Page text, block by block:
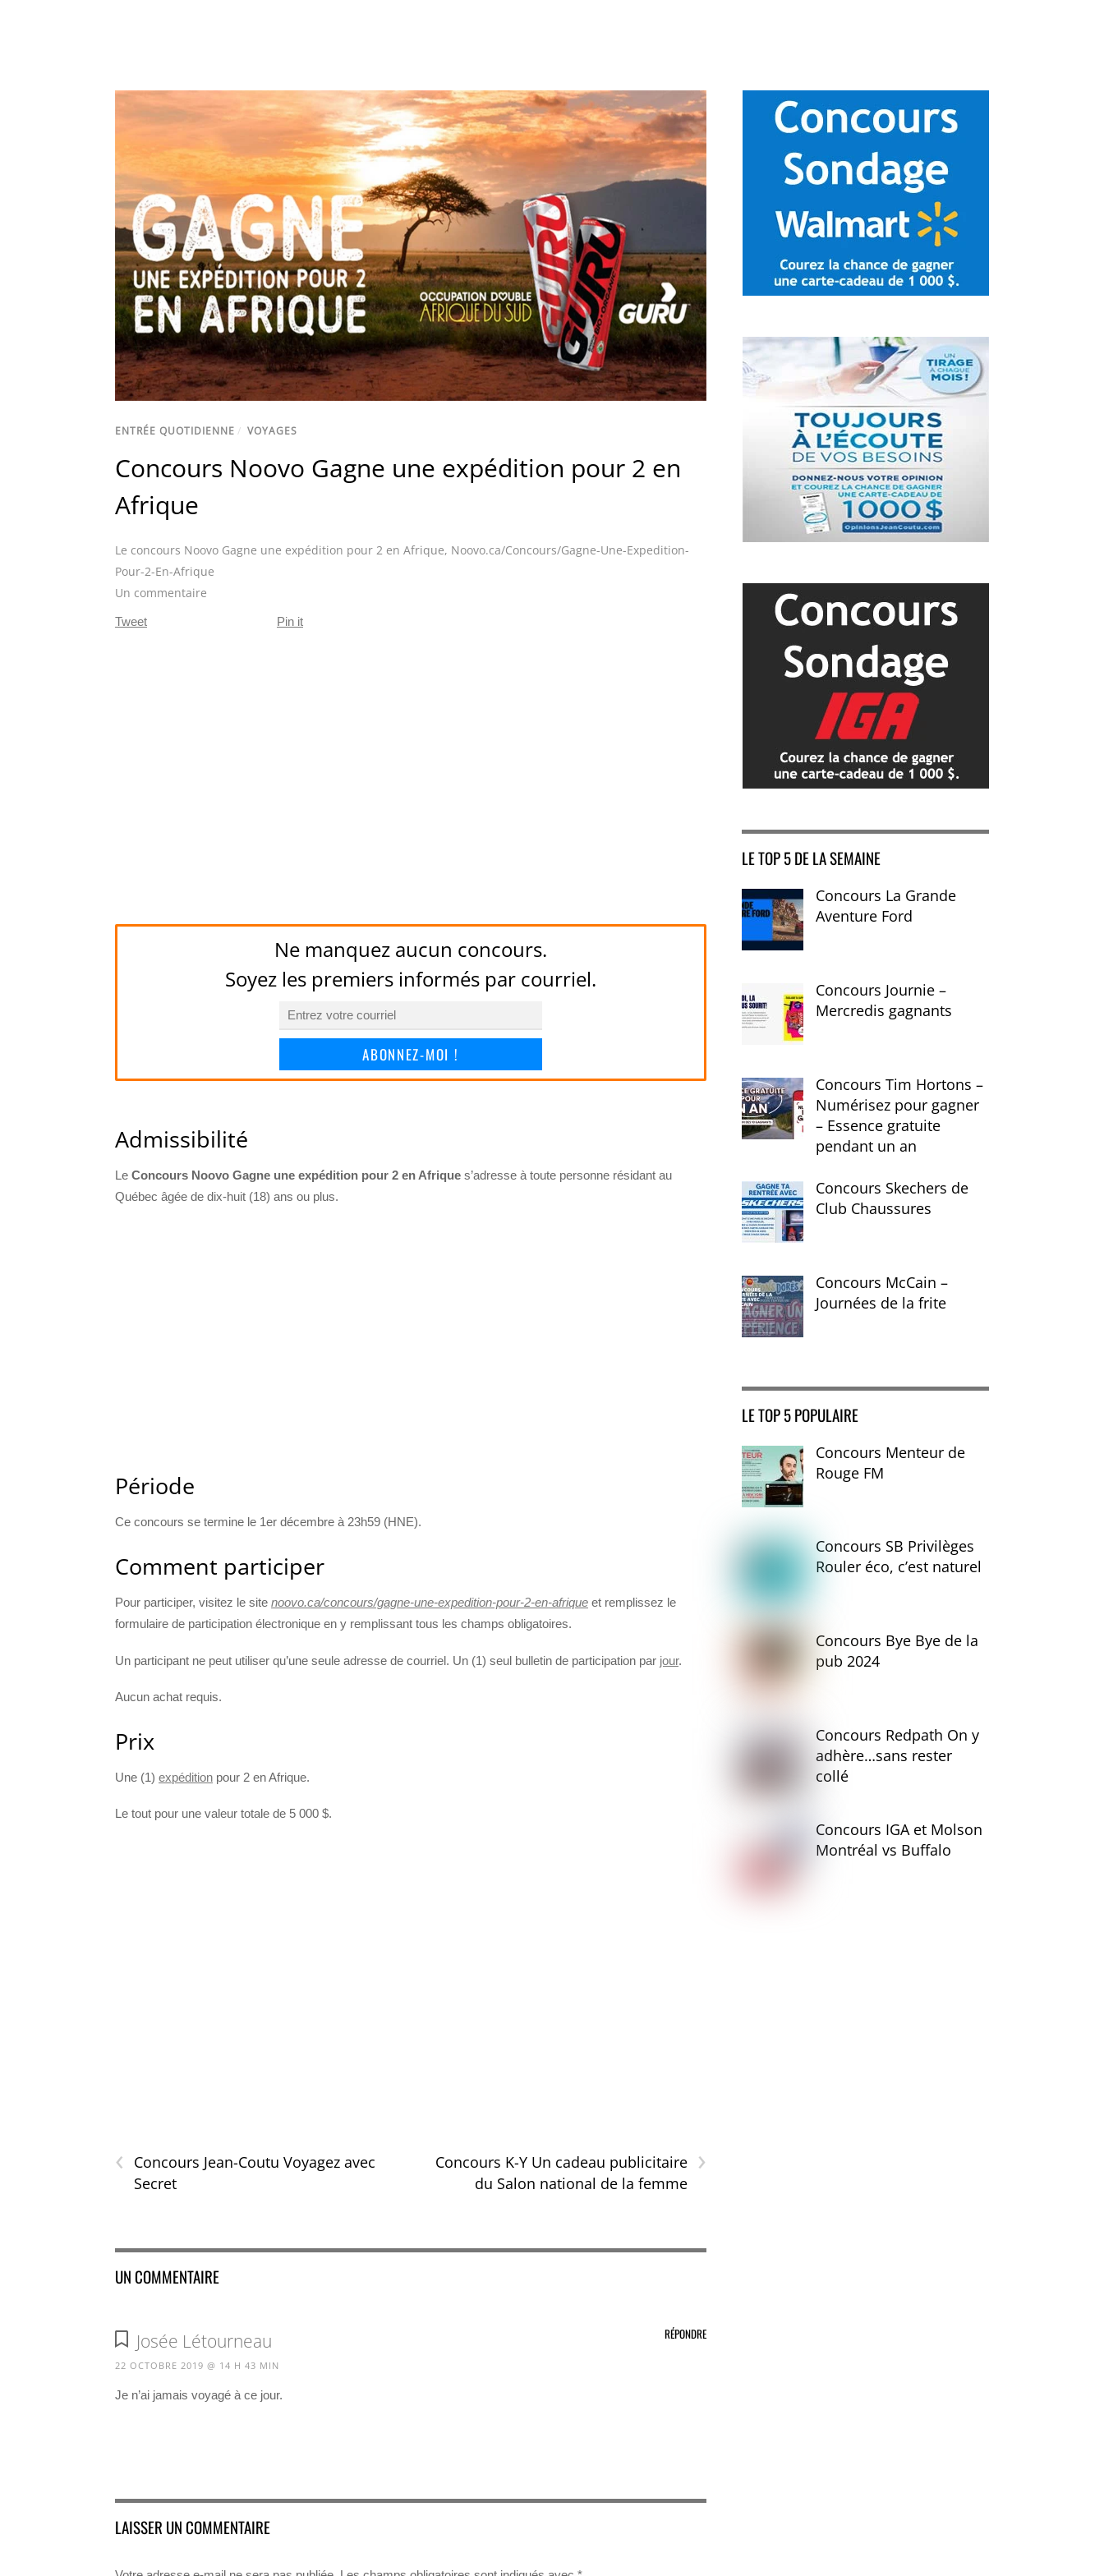
ENTRÉE QUOTIDIENNE / VOYAGES
Concours Noovo Gagne une expédition pour 2 en
Afrique
Le concours Noovo Gagne une expédition pour 2 en Afrique, Noovo.ca/Concours/Gagne-Une-Expedition-
Pour-2-En-Afrique
Un commentaire
Tweet Pin it
Ne manquez aucun concours.
Soyez les premiers informés par courriel.
ABONNEZ-MOI !
Admissibilité
Le Concours Noovo Gagne une expédition pour 2 en Afrique s’adresse à toute personne résidant au
Québec âgée de dix-huit (18) ans ou plus.
Période
Ce concours se termine le 1er décembre à 23h59 (HNE).
Comment participer
Pour participer, visitez le site noovo.ca/concours/gagne-une-expedition-pour-2-en-afrique et remplissez le
formulaire de participation électronique en y remplissant tous les champs obligatoires.
Un participant ne peut utiliser qu’une seule adresse de courriel. Un (1) seul bulletin de participation par jour.
Aucun achat requis.
Prix
Une (1) expédition pour 2 en Afrique.
Le tout pour une valeur totale de 5 000 $.
‹
Concours Jean-Coutu Voyagez avec
Secret
›
Concours K-Y Un cadeau publicitaire
du Salon national de la femme
UN COMMENTAIRE
Josée Létourneau
22 OCTOBRE 2019 @ 14 H 43 MIN
Je n’ai jamais voyagé à ce jour.
RÉPONDRE
LAISSER UN COMMENTAIRE
LE TOP 5 DE LA SEMAINE
Concours La Grande
Aventure Ford
Concours Journie –
Mercredis gagnants
Concours Tim Hortons –
Numérisez pour gagner
– Essence gratuite
pendant un an
Concours Skechers de
Club Chaussures
Concours McCain –
Journées de la frite
LE TOP 5 POPULAIRE
Concours Menteur de
Rouge FM
Concours SB Privilèges
Rouler éco, c’est naturel
Concours Bye Bye de la
pub 2024
Concours Redpath On y
adhère…sans rester
collé
Concours IGA et Molson
Montréal vs Buffalo